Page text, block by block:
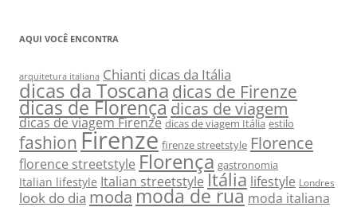
AQUI VOCÊ ENCONTRA
arquitetura italiana Chianti dicas da Itália
dicas da Toscana dicas de Firenze
dicas de Florençadicas de viagem
dicas de viagem Firenze dicas de viagem Itália estilo
fashion Firenze firenze streetstyle Florence
florence streetstyle Florença gastronomia
Italian lifestyle Italian streetstyle Itália lifestyle Londres
look do dia modamoda de rua moda italiana